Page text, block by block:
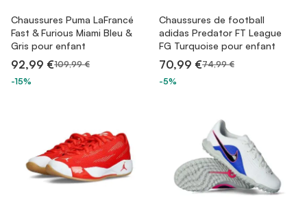
Chaussures Puma LaFrancé
Fast & Furious Miami Bleu &
Gris pour enfant
92,99 €109,99 €
-15%
Chaussures de football
adidas Predator FT League
FG Turquoise pour enfant
70,99 €74,99 €
-5%